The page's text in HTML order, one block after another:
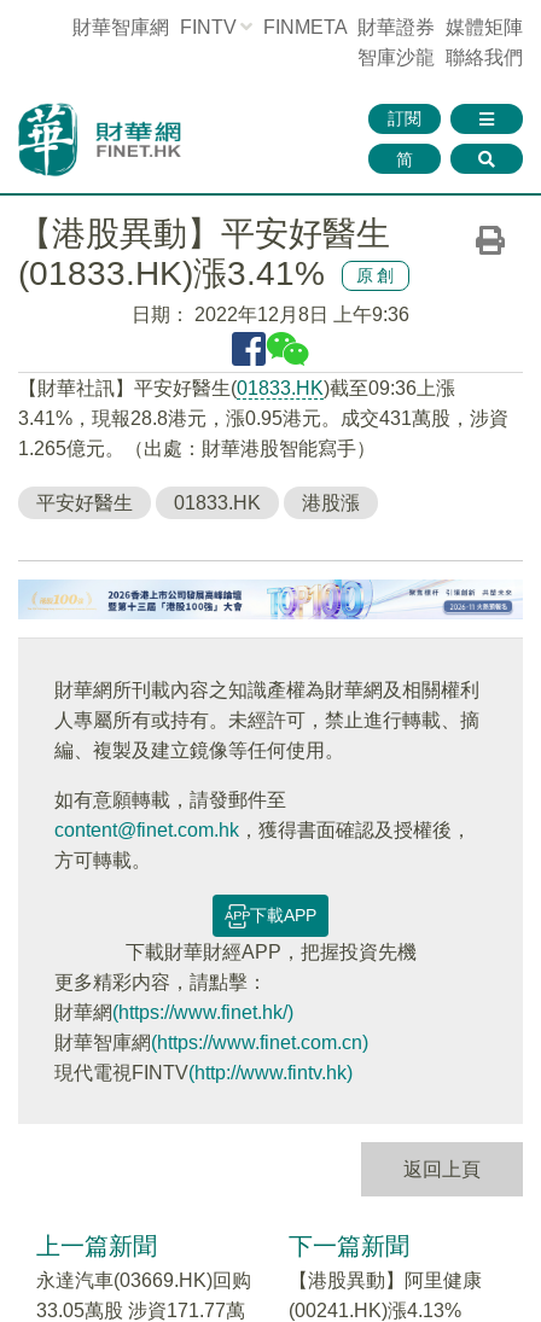
財華智庫網 FINTV FINMETA 財華證券 媒體矩陣
智庫沙龍 聯絡我們
訂閱
简
【港股異動】平安好醫生
(01833.HK)漲3.41%
原創
日期： 2022年12月8日 上午9:36
【財華社訊】平安好醫生(01833.HK)截至09:36上漲
3.41%，現報28.8港元，漲0.95港元。成交431萬股，涉資
1.265億元。（出處：財華港股智能寫手）
平安好醫生 01833.HK 港股漲
財華網所刊載內容之知識產權為財華網及相關權利
人專屬所有或持有。未經許可，禁止進行轉載、摘
編、複製及建立鏡像等任何使用。
如有意願轉載，請發郵件至
content@finet.com.hk ，獲得書面確認及授權後，
方可轉載。
下載APP
下載財華財經APP，把握投資先機
更多精彩内容，請點擊：
財華網(https://www.finet.hk/)
財華智庫網(https://www.finet.com.cn)
現代電視FINTV(http://www.fintv.hk)
返回上頁
上一篇新聞
永達汽車(03669.HK)回购
33.05萬股 涉資171.77萬
下一篇新聞
【港股異動】阿里健康
(00241.HK)漲4.13%